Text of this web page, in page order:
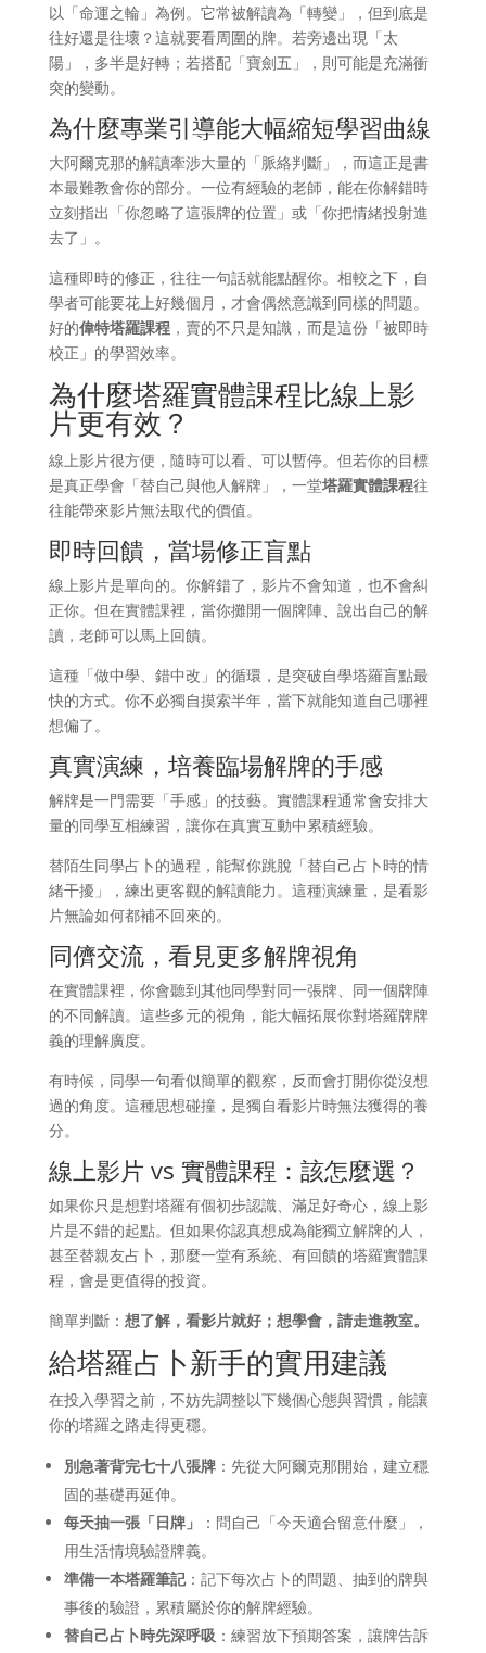
以「命運之輪」為例。它常被解讀為「轉變」，但到底是
往好還是往壞？這就要看周圍的牌。若旁邊出現「太
陽」，多半是好轉；若搭配「寶劍五」，則可能是充滿衝
突的變動。
為什麼專業引導能大幅縮短學習曲線
大阿爾克那的解讀牽涉大量的「脈絡判斷」，而這正是書
本最難教會你的部分。一位有經驗的老師，能在你解錯時
立刻指出「你忽略了這張牌的位置」或「你把情緒投射進
去了」。
這種即時的修正，往往一句話就能點醒你。相較之下，自
學者可能要花上好幾個月，才會偶然意識到同樣的問題。
好的偉特塔羅課程，賣的不只是知識，而是這份「被即時
校正」的學習效率。
為什麼塔羅實體課程比線上影
片更有效？
線上影片很方便，隨時可以看、可以暫停。但若你的目標
是真正學會「替自己與他人解牌」，一堂塔羅實體課程往
往能帶來影片無法取代的價值。
即時回饋，當場修正盲點
線上影片是單向的。你解錯了，影片不會知道，也不會糾
正你。但在實體課裡，當你攤開一個牌陣、說出自己的解
讀，老師可以馬上回饋。
這種「做中學、錯中改」的循環，是突破自學塔羅盲點最
快的方式。你不必獨自摸索半年，當下就能知道自己哪裡
想偏了。
真實演練，培養臨場解牌的手感
解牌是一門需要「手感」的技藝。實體課程通常會安排大
量的同學互相練習，讓你在真實互動中累積經驗。
替陌生同學占卜的過程，能幫你跳脫「替自己占卜時的情
緒干擾」，練出更客觀的解讀能力。這種演練量，是看影
片無論如何都補不回來的。
同儕交流，看見更多解牌視角
在實體課裡，你會聽到其他同學對同一張牌、同一個牌陣
的不同解讀。這些多元的視角，能大幅拓展你對塔羅牌牌
義的理解廣度。
有時候，同學一句看似簡單的觀察，反而會打開你從沒想
過的角度。這種思想碰撞，是獨自看影片時無法獲得的養
分。
線上影片 vs 實體課程：該怎麼選？
如果你只是想對塔羅有個初步認識、滿足好奇心，線上影
片是不錯的起點。但如果你認真想成為能獨立解牌的人，
甚至替親友占卜，那麼一堂有系統、有回饋的塔羅實體課
程，會是更值得的投資。
簡單判斷： 想了解，看影片就好；想學會，請走進教室。
給塔羅占卜新手的實用建議
在投入學習之前，不妨先調整以下幾個心態與習慣，能讓
你的塔羅之路走得更穩。
別急著背完七十八張牌：先從大阿爾克那開始，建立穩
固的基礎再延伸。
每天抽一張「日牌」
：問自己「今天適合留意什麼」，
用生活情境驗證牌義。
準備一本塔羅筆記：記下每次占卜的問題、抽到的牌與
事後的驗證，累積屬於你的解牌經驗。
替自己占卜時先深呼吸 ：練習放下預期答案，讓牌告訴